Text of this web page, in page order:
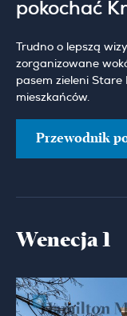
pokochać
Trudno o lepszą
zorganizowane
pasem zieleni
mieszkańców.
Przewodnik
Wenecja 1